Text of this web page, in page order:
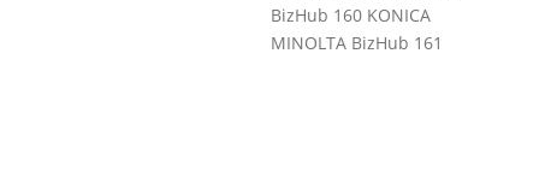
BizHub 160 KONICA
MINOLTA BizHub 161